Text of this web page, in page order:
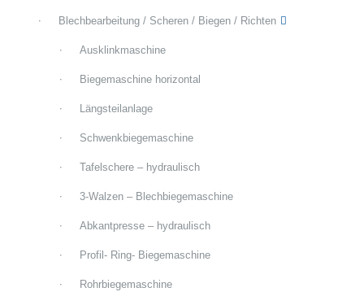
Blechbearbeitung / Scheren / Biegen / Richten
Ausklinkmaschine
Biegemaschine horizontal
Längsteilanlage
Schwenkbiegemaschine
Tafelschere – hydraulisch
3-Walzen – Blechbiegemaschine
Abkantpresse – hydraulisch
Profil- Ring- Biegemaschine
Rohrbiegemaschine